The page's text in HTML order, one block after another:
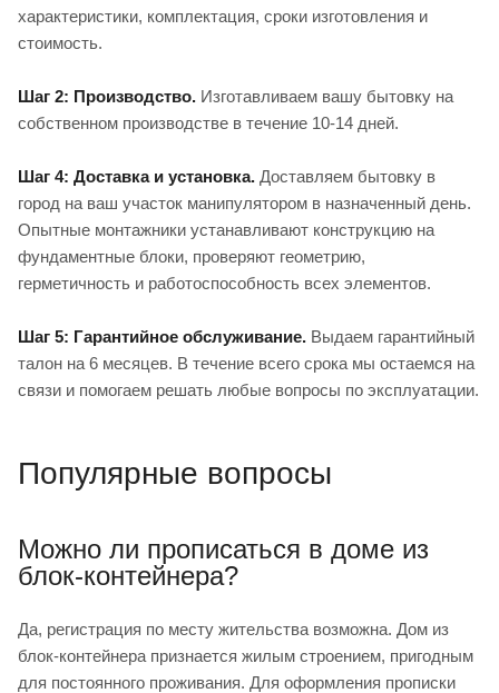
характеристики, комплектация, сроки изготовления и
стоимость.
Шаг 2: Производство. Изготавливаем вашу бытовку на
собственном производстве в течение 10-14 дней.
Шаг 4: Доставка и установка. Доставляем бытовку в
город на ваш участок манипулятором в назначенный день.
Опытные монтажники устанавливают конструкцию на
фундаментные блоки, проверяют геометрию,
герметичность и работоспособность всех элементов.
Шаг 5: Гарантийное обслуживание. Выдаем гарантийный
талон на 6 месяцев. В течение всего срока мы остаемся на
связи и помогаем решать любые вопросы по эксплуатации.
Популярные вопросы
Можно ли прописаться в доме из
блок-контейнера?
Да, регистрация по месту жительства возможна. Дом из
блок-контейнера признается жилым строением, пригодным
для постоянного проживания. Для оформления прописки